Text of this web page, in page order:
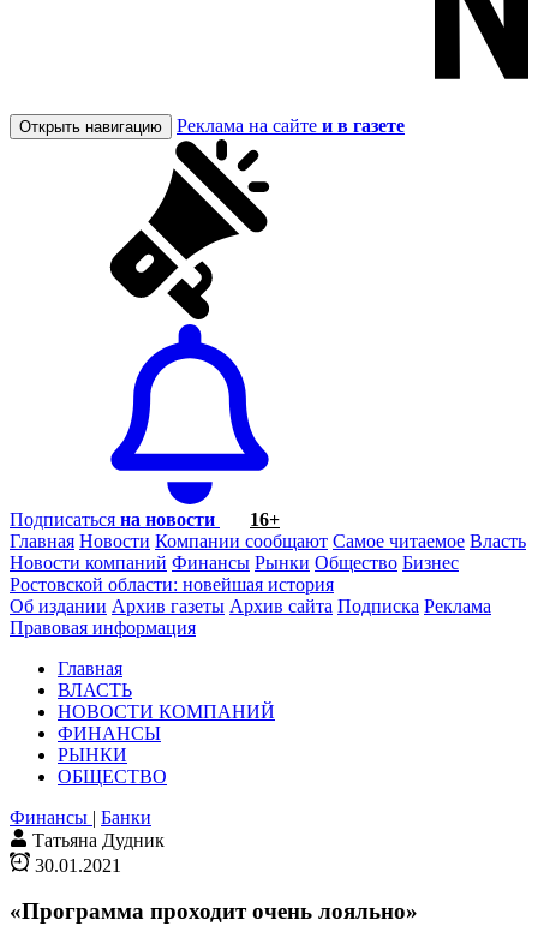
Открыть навигацию Реклама на сайте и в газете
Подписаться на новости
16+
Главная Новости Компании сообщают Самое читаемое Власть
Новости компаний Финансы Рынки Общество Бизнес
Ростовской области: новейшая история
Об издании Архив газеты Архив сайта Подписка Реклама
Правовая информация
Главная
ВЛАСТЬ
НОВОСТИ КОМПАНИЙ
ФИНАНСЫ
РЫНКИ
ОБЩЕСТВО
Финансы | Банки
Татьяна Дудник
30.01.2021
«Программа проходит очень лояльно»